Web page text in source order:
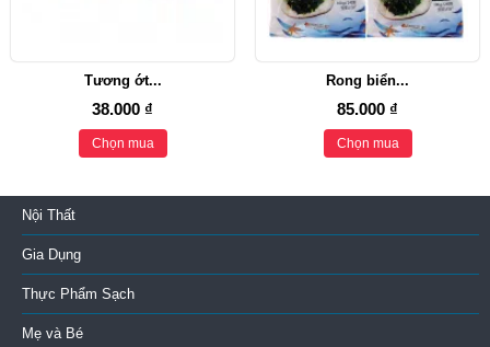
Tương ớt...
38.000 ₫
Chọn mua
Rong biển...
85.000 ₫
Chọn mua
Nội Thất
Gia Dụng
Thực Phẩm Sạch
Mẹ và Bé